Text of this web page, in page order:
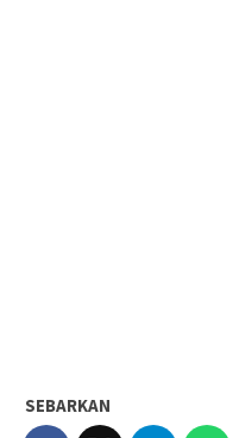
SEBARKAN